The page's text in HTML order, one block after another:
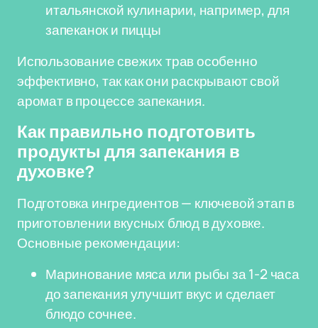
итальянской кулинарии, например, для
запеканок и пиццы
Использование свежих трав особенно
эффективно, так как они раскрывают свой
аромат в процессе запекания.
Как правильно подготовить
продукты для запекания в
духовке?
Подготовка ингредиентов — ключевой этап в
приготовлении вкусных блюд в духовке.
Основные рекомендации:
Маринование мяса или рыбы за 1-2 часа
до запекания улучшит вкус и сделает
блюдо сочнее.